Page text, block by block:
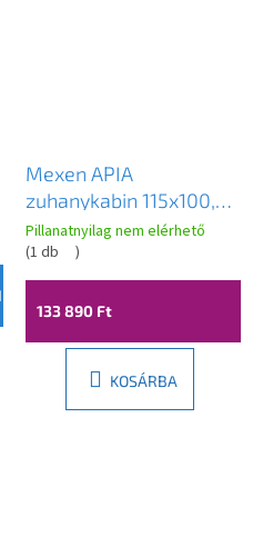
Mexen APIA
zuhanykabin 115x100,
átlátszó csíkok / króm
profil, 840-115-100-01-
20
Pillanatnyilag nem elérhető
(1 db )
133 890 Ft
KOSÁRBA